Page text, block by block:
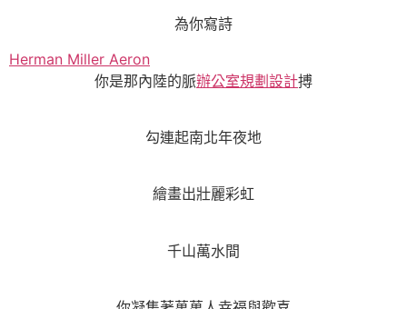
為你寫詩
Herman Miller Aeron
你是那內陸的脈辦公室規劃設計搏
勾連起南北年夜地
繪畫出壯麗彩虹
千山萬水間